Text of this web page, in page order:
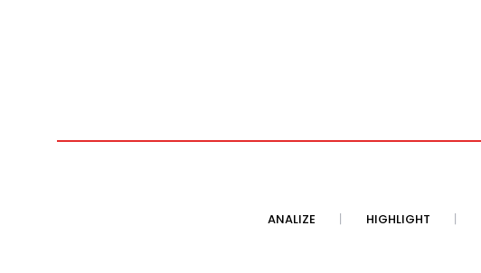
ANALIZE HIGHLIGHT